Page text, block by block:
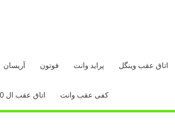
اتاق عقب وینگل پراید وانت فوتون آریسان
کفی عقب وانت اتاق عقب ال 90 وانت